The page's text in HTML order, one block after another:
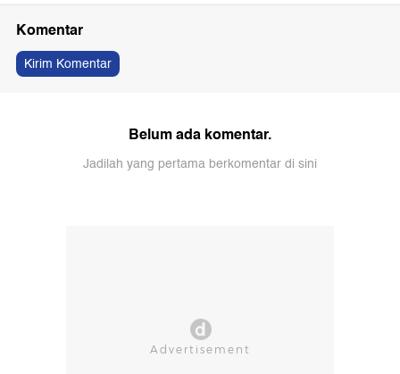
Komentar
Kirim Komentar
Belum ada komentar.
Jadilah yang pertama berkomentar di sini